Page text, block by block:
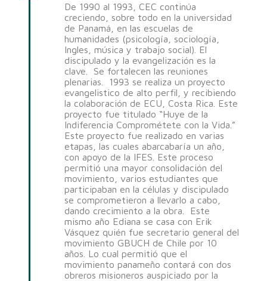
De 1990 al 1993, CEC continúa
creciendo, sobre todo en la universidad
de Panamá, en las escuelas de
humanidades (psicología, sociología,
Ingles, música y trabajo social). El
discipulado y la evangelización es la
clave. Se fortalecen las reuniones
plenarias. 1993 se realiza un proyecto
evangelistico de alto perfil, y recibiendo
la colaboración de ECU, Costa Rica. Este
proyecto fue titulado “Huye de la
Indiferencia Comprométete con la Vida.”
Este proyecto fue realizado en varias
etapas, las cuales abarcabaría un año,
con apoyo de la IFES. Este proceso
permitió una mayor consolidación del
movimiento, varios estudiantes que
participaban en la células y discipulado
se comprometieron a llevarlo a cabo,
dando crecimiento a la obra. Este
mismo año Ediana se casa con Erik
Vásquez quién fue secretario general del
movimiento GBUCH de Chile por 10
años. Lo cual permitió que el
movimiento panameño contará con dos
obreros misioneros auspiciado por la